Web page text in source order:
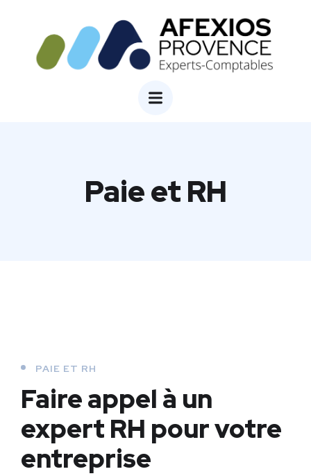
Paie et RH
PAIE ET RH
Faire appel à un
expert RH pour votre
entreprise